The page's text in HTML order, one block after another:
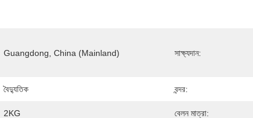
Guangdong, China (Mainland) সাক্ষ্যদান:
বৈদ্যুতিক বন্দর:
2KG বেলন মাত্রা: